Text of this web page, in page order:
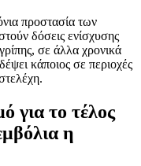
προστασία των
δόσεις ενίσχυσης
σε άλλα χρονικά
κάποιος σε περιοχές
για το τέλος
η